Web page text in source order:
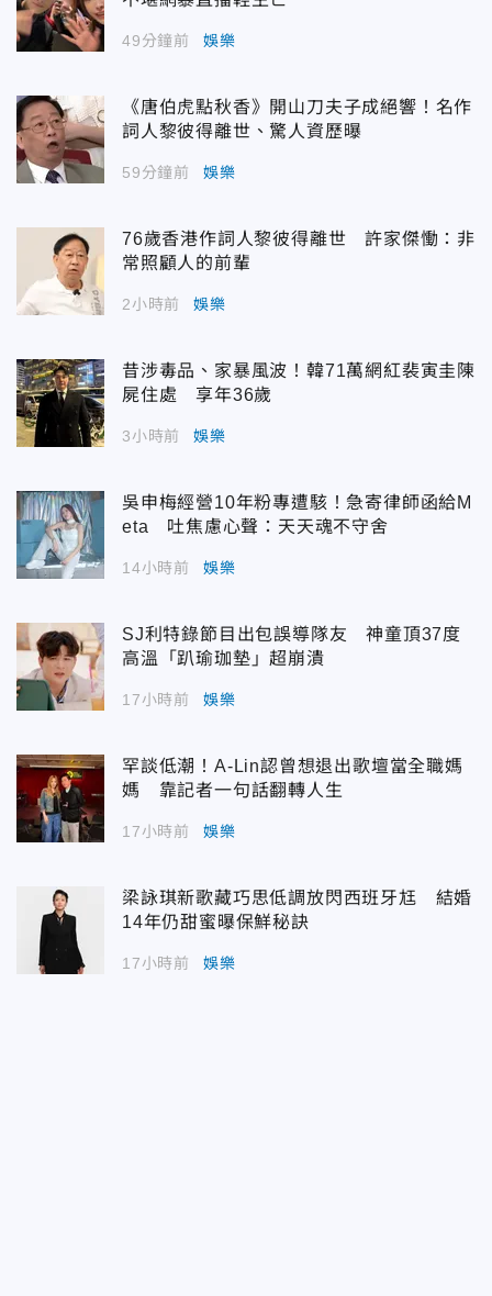
49分鐘前 娛樂
《唐伯虎點秋香》開山刀夫子成絕響！名作
詞人黎彼得離世、驚人資歷曝
59分鐘前 娛樂
76歲香港作詞人黎彼得離世 許家傑慟：非
常照顧人的前輩
2小時前 娛樂
昔涉毒品、家暴風波！韓71萬網紅裴寅圭陳
屍住處 享年36歲
3小時前 娛樂
吳申梅經營10年粉專遭駭！急寄律師函給M
eta 吐焦慮心聲：天天魂不守舍
14小時前 娛樂
SJ利特錄節目出包誤導隊友 神童頂37度
高溫「趴瑜珈墊」超崩潰
17小時前 娛樂
罕談低潮！A-Lin認曾想退出歌壇當全職媽
媽 靠記者一句話翻轉人生
17小時前 娛樂
梁詠琪新歌藏巧思低調放閃西班牙尪 結婚
14年仍甜蜜曝保鮮秘訣
17小時前 娛樂